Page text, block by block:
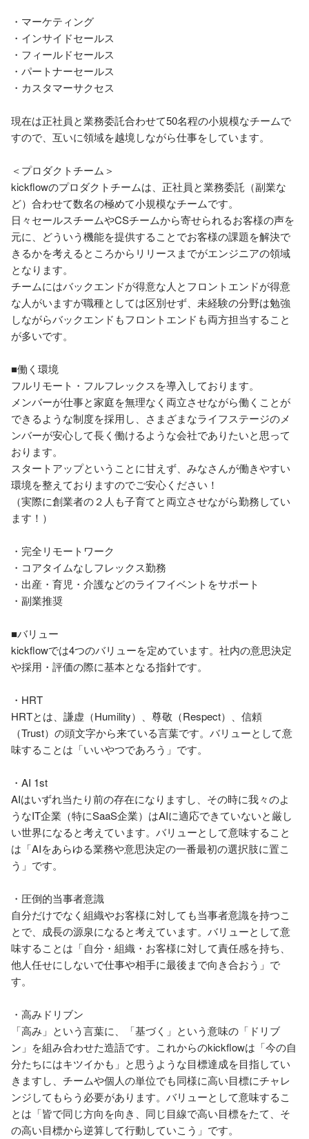
・マーケティング
・インサイドセールス
・フィールドセールス
・パートナーセールス
・カスタマーサクセス
現在は正社員と業務委託合わせて50名程の小規模なチームで
すので、互いに領域を越境しながら仕事をしています。
＜プロダクトチーム＞
kickflowのプロダクトチームは、正社員と業務委託（副業な
ど）合わせて数名の極めて小規模なチームです。
日々セールスチームやCSチームから寄せられるお客様の声を
元に、どういう機能を提供することでお客様の課題を解決で
きるかを考えるところからリリースまでがエンジニアの領域
となります。
チームにはバックエンドが得意な人とフロントエンドが得意
な人がいますが職種としては区別せず、未経験の分野は勉強
しながらバックエンドもフロントエンドも両方担当すること
が多いです。
■働く環境
フルリモート・フルフレックスを導入しております。
メンバーが仕事と家庭を無理なく両立させながら働くことが
できるような制度を採用し、さまざまなライフステージのメ
ンバーが安心して長く働けるような会社でありたいと思って
おります。
スタートアップということに甘えず、みなさんが働きやすい
環境を整えておりますのでご安心ください！
（実際に創業者の２人も子育てと両立させながら勤務してい
ます！）
・完全リモートワーク
・コアタイムなしフレックス勤務
・出産・育児・介護などのライフイベントをサポート
・副業推奨
■バリュー
kickflowでは4つのバリューを定めています。社内の意思決定
や採用・評価の際に基本となる指針です。
・HRT
HRTとは、謙虚（Humility）、尊敬（Respect）、信頼
（Trust）の頭文字から来ている言葉です。バリューとして意
味することは「いいやつであろう」です。
・AI 1st
AIはいずれ当たり前の存在になりますし、その時に我々のよ
うなIT企業（特にSaaS企業）はAIに適応できていないと厳し
い世界になると考えています。バリューとして意味すること
は「AIをあらゆる業務や意思決定の一番最初の選択肢に置こ
う」です。
・圧倒的当事者意識
自分だけでなく組織やお客様に対しても当事者意識を持つこ
とで、成長の源泉になると考えています。バリューとして意
味することは「自分・組織・お客様に対して責任感を持ち、
他人任せにしないで仕事や相手に最後まで向き合おう」で
す。
・高みドリブン
「高み」という言葉に、「基づく」という意味の「ドリブ
ン」を組み合わせた造語です。これからのkickflowは「今の自
分たちにはキツイかも」と思うような目標達成を目指してい
きますし、チームや個人の単位でも同様に高い目標にチャレ
ンジしてもらう必要があります。バリューとして意味するこ
とは「皆で同じ方向を向き、同じ目線で高い目標をたて、そ
の高い目標から逆算して行動していこう」です。